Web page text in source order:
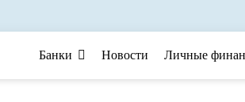
Банки Новости Личные